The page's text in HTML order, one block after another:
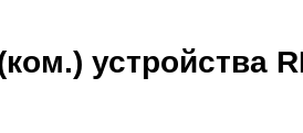
устройства